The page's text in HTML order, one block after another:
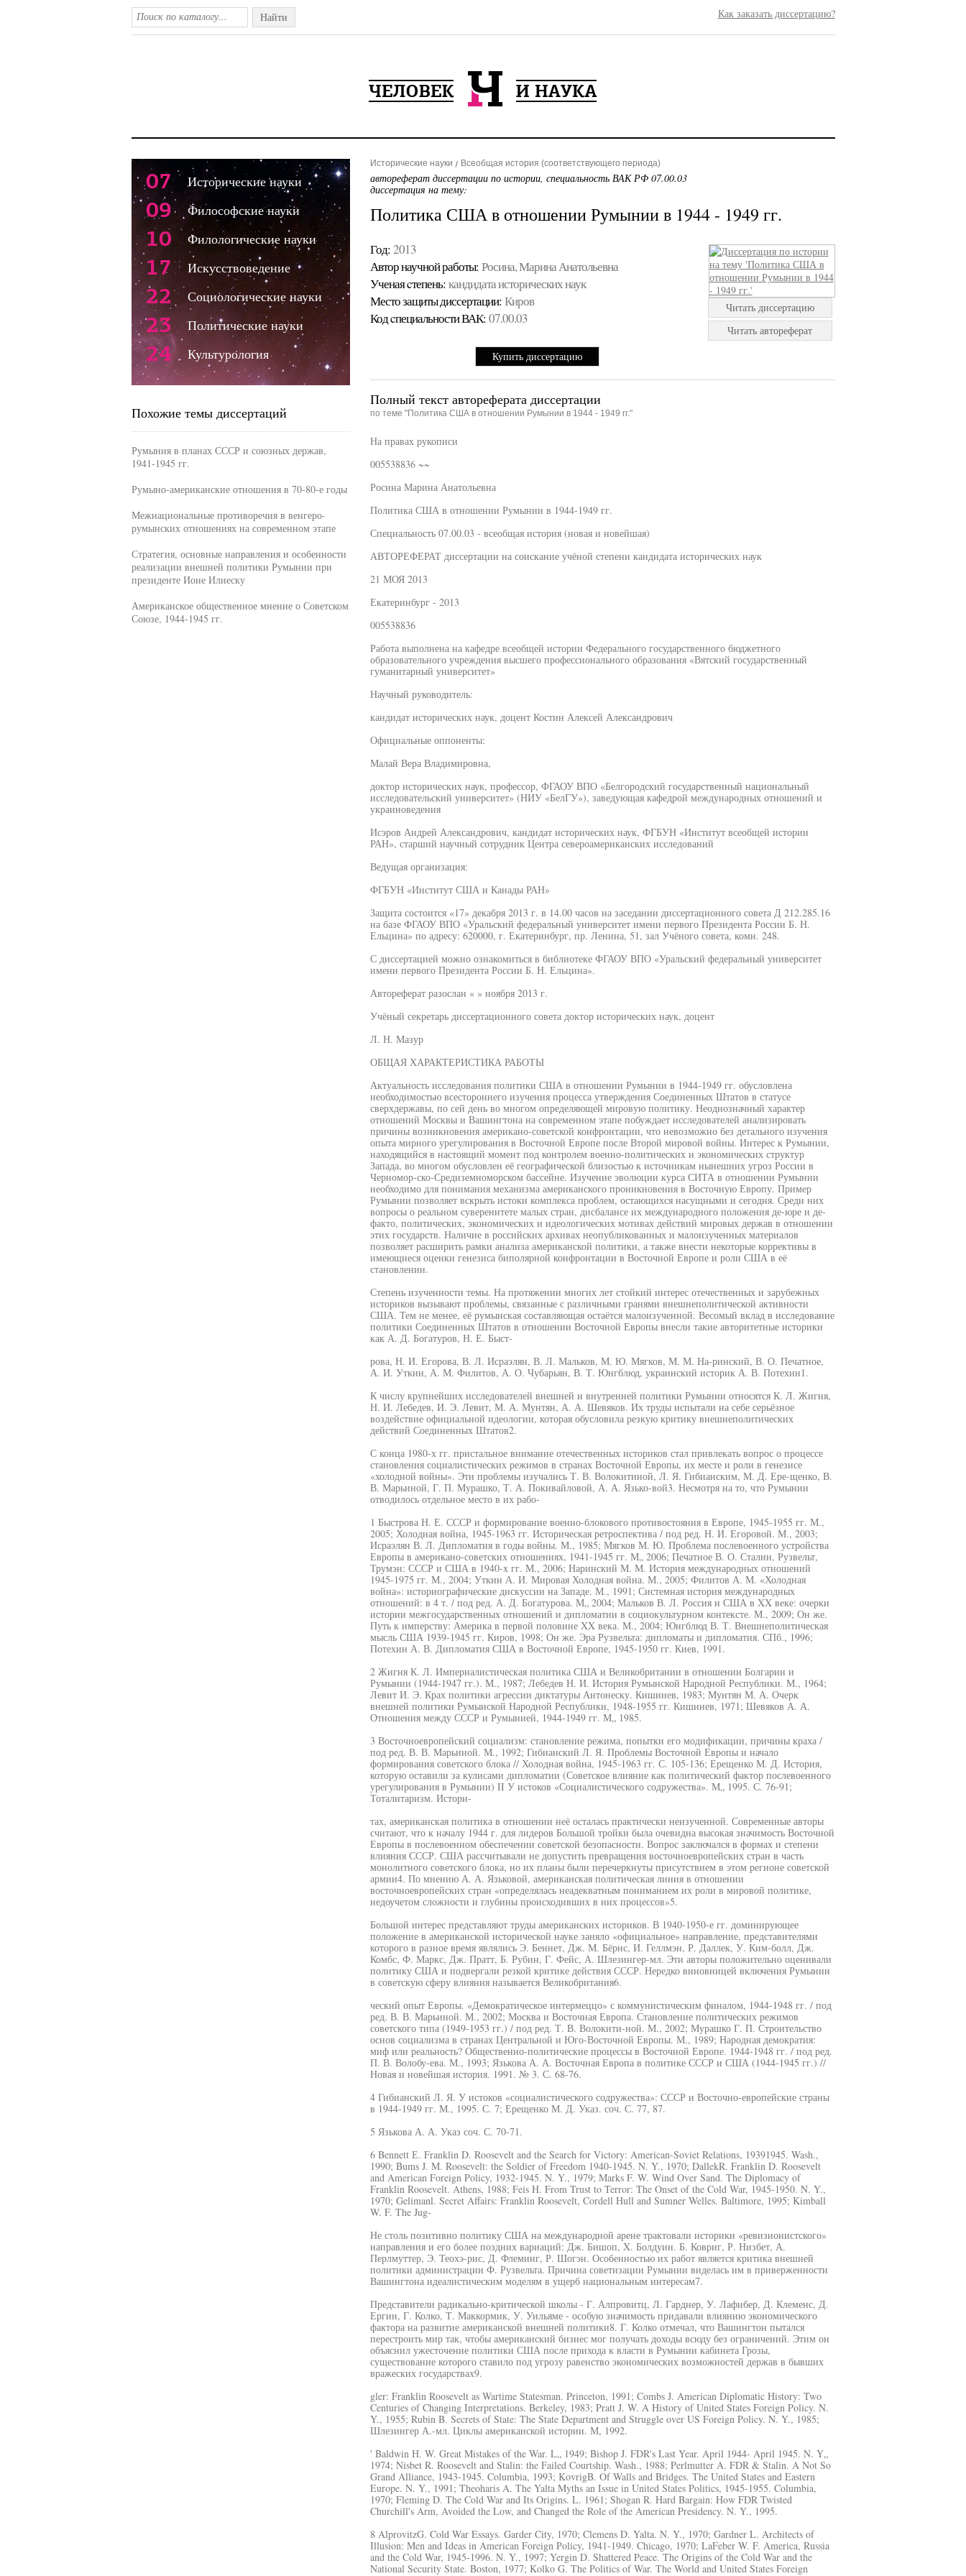
Найти Как заказать диссертацию?
Исторические науки Всеобщая история (соответствующего периода)
автореферат диссертации по истории, специальность ВАК РФ 07.00.03
диссертация на тему:
Политика США в отношении Румынии в 1944 - 1949 гг.
Год: 2013
Автор научной работы: Росина, Марина Анатольевна
Ученая cтепень: кандидата исторических наук
Место защиты диссертации: Киров
Код cпециальности ВАК: 07.00.03
Купить диссертацию
Читать диссертацию
Читать автореферат
Полный текст автореферата диссертации
по теме "Политика США в отношении Румынии в 1944 - 1949 гг."
На правах рукописи
005538836 ~~
Росина Марина Анатольевна
Политика США в отношении Румынии в 1944-1949 гг.
Специальность 07.00.03 - всеобщая история (новая и новейшая)
АВТОРЕФЕРАТ диссертации на соискание учёной степени кандидата исторических наук
21 МОЯ 2013
Екатеринбург - 2013
005538836
Работа выполнена на кафедре всеобщей истории Федерального государственного бюджетного
образовательного учреждения высшего профессионального образования «Вятский государственный
гуманитарный университет»
Научный руководитель:
кандидат исторических наук, доцент Костин Алексей Александрович
Официальные оппоненты:
Малай Вера Владимировна,
доктор исторических наук, профессор, ФГАОУ ВПО «Белгородский государственный национальный
исследовательский университет» (НИУ «БелГУ»), заведующая кафедрой международных отношений и
украиноведения
Исэров Андрей Александрович, кандидат исторических наук, ФГБУН «Институт всеобщей истории
РАН», старший научный сотрудник Центра североамериканских исследований
Ведущая организация:
ФГБУН «Институт США и Канады РАН»
Защита состоится «17» декабря 2013 г. в 14.00 часов на заседании диссертационного совета Д 212.285.16
на базе ФГАОУ ВПО «Уральский федеральный университет имени первого Президента России Б. Н.
Ельцина» по адресу: 620000, г. Екатеринбург, пр. Ленина, 51, зал Учёного совета, комн. 248.
С диссертацией можно ознакомиться в библиотеке ФГАОУ ВПО «Уральский федеральный университет
имени первого Президента России Б. Н. Ельцина».
Автореферат разослан « » ноября 2013 г.
Учёный секретарь диссертационного совета доктор исторических наук, доцент
Л. Н. Мазур
ОБЩАЯ ХАРАКТЕРИСТИКА РАБОТЫ
Актуальность исследования политики США в отношении Румынии в 1944-1949 гг. обусловлена
необходимостью всестороннего изучения процесса утверждения Соединенных Штатов в статусе
сверхдержавы, по сей день во многом определяющей мировую политику. Неоднозначный характер
отношений Москвы и Вашингтона на современном этапе побуждает исследователей анализировать
причины возникновения американо-советской конфронтации, что невозможно без детального изучения
опыта мирного урегулирования в Восточной Европе после Второй мировой войны. Интерес к Румынии,
находящийся в настоящий момент под контролем военно-политических и экономических структур
Запада, во многом обусловлен её географической близостью к источникам нынешних угроз России в
Черномор-ско-Средиземноморском бассейне. Изучение эволюции курса СИТА в отношении Румынии
необходимо для понимания механизма американского проникновения в Восточную Европу. Пример
Румынии позволяет вскрыть истоки комплекса проблем, остающихся насущными и сегодня. Среди них
вопросы о реальном суверенитете малых стран, дисбалансе их международного положения де-юре и де-
факто, политических, экономических и идеологических мотивах действий мировых держав в отношении
этих государств. Наличие в российских архивах неопубликованных и малоизученных материалов
позволяет расширить рамки анализа американской политики, а также внести некоторые коррективы в
имеющиеся оценки генезиса биполярной конфронтации в Восточной Европе и роли США в её
становлении.
Степень изученности темы. На протяжении многих лет стойкий интерес отечественных и зарубежных
историков вызывают проблемы, связанные с различными гранями внешнеполитической активности
США. Тем не менее, её румынская составляющая остаётся малоизученной. Весомый вклад в исследование
политики Соединенных Штатов в отношении Восточной Европы внесли такие авторитетные историки
как А. Д. Богатуров, Н. Е. Быст-
рова, Н. И. Егорова, В. Л. Исраэлян, В. Л. Мальков, М. Ю. Мягков, М. М. На-ринский, В. О. Печатное,
А. И. Уткин, А. М. Филитов, А. О. Чубарьян, В. Т. Юнгблюд, украинский историк А. В. Потехин1.
К числу крупнейших исследователей внешней и внутренней политики Румынии относятся К. Л. Жигня,
Н. И. Лебедев, И. Э. Левит, М. А. Мунтян, А. А. Шевяков. Их труды испытали на себе серьёзное
воздействие официальной идеологии, которая обусловила резкую критику внешнеполитических
действий Соединенных Штатов2.
С конца 1980-х гг. пристальное внимание отечественных историков стал привлекать вопрос о процессе
становления социалистических режимов в странах Восточной Европы, их месте и роли в генезисе
«холодной войны». Эти проблемы изучались Т. В. Волокитиной, Л. Я. Гибианским, М. Д. Ере-щенко, В.
В. Марьиной, Г. П. Мурашко, Т. А. Покивайловой, А. А. Язько-вой3. Несмотря на то, что Румынии
отводилось отдельное место в их рабо-
1 Быстрова Н. Е. СССР и формирование военно-блокового противостояния в Европе, 1945-1955 гг. М.,
2005; Холодная война, 1945-1963 гг. Историческая ретроспектива / под ред. Н. И. Егоровой. М., 2003;
Исраэлян В. Л. Дипломатия в годы войны. М., 1985; Мягков М. Ю. Проблема послевоенного устройства
Европы в американо-советских отношениях, 1941-1945 гг. М„ 2006; Печатное В. О. Сталин, Рузвельт,
Трумэн: СССР и США в 1940-х гг. М., 2006; Наринский М. М. История международных отношений
1945-1975 гг. М., 2004; Уткин А. И. Мировая Холодная война. М., 2005; Филитов А. М. «Холодная
война»: историографические дискуссии на Западе. М., 1991; Системная история международных
отношений: в 4 т. / под ред. А. Д. Богатурова. М„ 2004; Мальков В. Л. Россия и США в XX веке: очерки
истории межгосударственных отношений и дипломатии в социокультурном контексте. М., 2009; Он же.
Путь к имперству: Америка в первой половине XX века. М., 2004; Юнгблюд В. Т. Внешнеполитическая
мысль США 1939-1945 гг. Киров, 1998; Он же. Эра Рузвельта: дипломаты и дипломатия. СПб., 1996;
Потехин А. В. Дипломатия США в Восточной Европе, 1945-1950 гг. Киев, 1991.
2 Жигня К. Л. Империалистическая политика США и Великобритании в отношении Болгарии и
Румынии (1944-1947 гг.). М., 1987; Лебедев Н. И. История Румынской Народной Республики. М., 1964;
Левит И. Э. Крах политики агрессии диктатуры Антонеску. Кишинев, 1983; Мунтян М. А. Очерк
внешней политики Румынской Народной Республики, 1948-1955 гг. Кишинев, 1971; Шевяков А. А.
Отношения между СССР и Румынией, 1944-1949 гг. М„ 1985.
3 Восточноевропейский социализм: становление режима, попытки его модификации, причины краха /
под ред. В. В. Марьиной. М., 1992; Гибианский Л. Я. Проблемы Восточной Европы и начало
формирования советского блока // Холодная война, 1945-1963 гг. С. 105-136; Ерещенко М. Д. История,
которую оставили за кулисами дипломатии (Советское влияние как политический фактор послевоенного
урегулирования в Румынии) II У истоков «Социалистического содружества». М„ 1995. С. 76-91;
Тоталитаризм. Истори-
тах, американская политика в отношении неё осталась практически неизученной. Современные авторы
считают, что к началу 1944 г. для лидеров Большой тройки была очевидна высокая значимость Восточной
Европы в послевоенном обеспечении советской безопасности. Вопрос заключался в формах и степени
влияния СССР. США рассчитывали не допустить превращения восточноевропейских стран в часть
монолитного советского блока, но их планы были перечеркнуты присутствием в этом регионе советской
армии4. По мнению А. А. Язьковой, американская политическая линия в отношении
восточноевропейских стран «определялась неадекватным пониманием их роли в мировой политике,
недоучетом сложности и глубины происходивших в них процессов»5.
Большой интерес представляют труды американских историков. В 1940-1950-е гг. доминирующее
положение в американской исторической науке заняло «официальное» направление, представителями
которого в разное время являлись Э. Беннет, Дж. М. Бёрнс, И. Геллмэн, Р. Даллек, У. Ким-болл, Дж.
Комбс, Ф. Маркс, Дж. Пратт, Б. Рубин, Г. Фейс, А. Шлезингер-мл. Эти авторы положительно оценивали
политику США и подвергали резкой критике действия СССР. Нередко виновницей включения Румынии
в советскую сферу влияния называется Великобритания6.
ческий опыт Европы. «Демократическое интермеццо» с коммунистическим финалом, 1944-1948 гг. / под
ред. В. В. Марьиной. М., 2002; Москва и Восточная Европа. Становление политических режимов
советского типа (1949-1953 гг.) / под ред. Т. В. Волокити-ной. М., 2002; Мурашко Г. П. Строительство
основ социализма в странах Центральной и Юго-Восточной Европы. М., 1989; Народная демократия:
миф или реальность? Общественно-политические процессы в Восточной Европе. 1944-1948 гг. / под ред.
П. В. Волобу-ева. М., 1993; Язькова А. А. Восточная Европа в политике СССР и США (1944-1945 гг.) //
Новая и новейшая история. 1991. № 3. С. 68-76.
4 Гибианский Л. Я. У истоков «социалистического содружества»: СССР и Восточно-европейские страны
в 1944-1949 гг. М., 1995. С. 7; Ерещенко М. Д. Указ. соч. С. 77, 87.
5 Язькова А. А. Указ соч. С. 70-71.
6 Bennett Е. Franklin D. Roosevelt and the Search for Victory: American-Soviet Relations, 19391945. Wash.,
1990; Bums J. M. Roosevelt: the Soldier of Freedom 1940-1945. N. Y., 1970; DallekR. Franklin D. Roosevelt
and American Foreign Policy, 1932-1945. N. Y., 1979; Marks F. W. Wind Over Sand. The Diplomacy of
Franklin Roosevelt. Athens, 1988; Feis H. From Trust to Terror: The Onset of the Cold War, 1945-1950. N. Y.,
1970; Gelimanl. Secret Affairs: Franklin Roosevelt, Cordell Hull and Sumner Welles. Baltimore, 1995; Kimball
W. F. The Jug-
Не столь позитивно политику США на международной арене трактовали историки «ревизионистского»
направления и его более поздних вариаций: Дж. Бишоп, X. Болдуин. Б. Ковриг, Р. Низбет, А.
Перлмуттер, Э. Теохэ-рис, Д. Флеминг, Р. Шогэн. Особенностью их работ является критика внешней
политики администрации Ф. Рузвельта. Причина советизации Румынии виделась им в приверженности
Вашингтона идеалистическим моделям в ущерб национальным интересам7.
Представители радикально-критической школы - Г. Алпровитц, Л. Гарднер, У. Лафибер, Д. Клеменс, Д.
Ергин, Г. Колко, Т. Маккормик, У. Уильяме - особую значимость придавали влиянию экономического
фактора на развитие американской внешней политики8. Г. Колко отмечал, что Вашингтон пытался
перестроить мир так, чтобы американский бизнес мог получать доходы всюду без ограничений. Этим он
объяснил ужесточение политики США после прихода к власти в Румынии кабинета Грозы,
существование которого ставило под угрозу равенство экономических возможностей держав в бывших
вражеских государствах9.
gler: Franklin Roosevelt as Wartime Statesman. Princeton, 1991; Combs J. American Diplomatic History: Two
Centuries of Changing Interpretations. Berkeley, 1983; Pratt J. W. A History of United States Foreign Policy. N.
Y., 1955; Rubin B. Secrets of State: The State Department and Struggle over US Foreign Policy. N. Y., 1985;
Шлезингер А.-мл. Циклы американской истории. М, 1992.
' Baldwin Н. W. Great Mistakes of the War. L„ 1949; Bishop J. FDR's Last Year. April 1944- April 1945. N. Y„
1974; Nisbet R. Roosevelt and Stalin: the Failed Courtship. Wash., 1988; Perlmutter A. FDR & Stalin. A Not So
Grand Alliance, 1943-1945. Columbia, 1993; KovrigB. Of Walls and Bridges. The United States and Eastern
Europe. N. Y., 1991; Theoharis A. The Yalta Myths an Issue in United States Politics, 1945-1955. Columbia,
1970; Fleming D. The Cold War and Its Origins. L. 1961; Shogan R. Hard Bargain: How FDR Twisted
Churchill's Arm, Avoided the Low, and Changed the Role of the American Presidency. N. Y., 1995.
8 AlprovitzG. Cold War Essays. Garder City, 1970; Clemens D. Yalta. N. Y., 1970; Gardner L. Architects of
Illusion: Men and Ideas in American Foreign Policy, 1941-1949. Chicago, 1970; LaFeber W. F. America, Russia
and the Cold War, 1945-1996. N. Y., 1997; Yergin D. Shattered Peace. The Origins of the Cold War and the
National Security State. Boston, 1977; Kolko G. The Politics of War. The World and United States Foreign
07 Исторические науки
09 Философские науки
10 Филологические науки
17 Искусствоведение
22 Социологические науки
23 Политические науки
24 Культурология
Похожие темы диссертаций
Румыния в планах СССР и союзных держав,
1941-1945 гг.
Румыно-американские отношения в 70-80-е годы
Межнациональные противоречия в венгеро-
румынских отношениях на современном этапе
Стратегия, основные направления и особенности
реализации внешней политики Румынии при
президенте Ионе Илиеску
Американское общественное мнение о Советском
Союзе, 1944-1945 гг.